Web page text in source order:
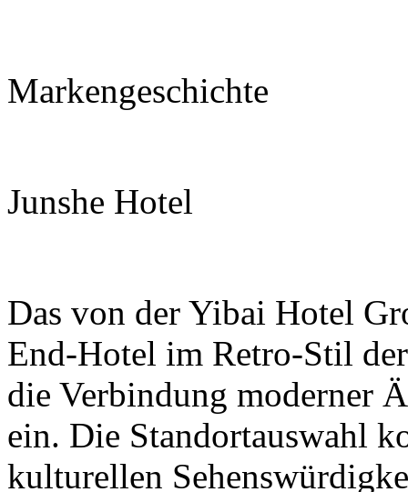
Markengeschichte
Junshe Hotel
Das von der Yibai Hotel
End-Hotel im Retro-Stil
die Verbindung moderner
ein. Die Standortauswahl
kulturellen